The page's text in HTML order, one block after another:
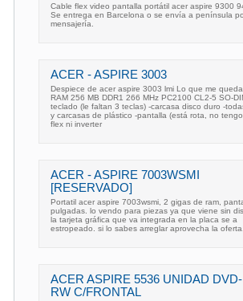
Cable flex video pantalla portátil acer aspire 9300
Se entrega en Barcelona o se envía a península
mensajería.
ACER - ASPIRE 3003
Despiece de acer aspire 3003 lmi Lo que me
RAM 256 MB DDR1 266 MHz PC2100 CL2-5 SO-
teclado (le faltan 3 teclas) -carcasa disco duro -
y carcasas de plástico -pantalla (está rota, no
flex ni inverter
ACER - ASPIRE 7003WSMI
[RESERVADO]
Portatil acer aspire 7003wsmi, 2 gigas de ram,
pulgadas. lo vendo para piezas ya que viene sin
la tarjeta gráfica que va integrada en la placa se a
estropeado. si lo sabes arreglar aprovecha la oferta.
ACER ASPIRE 5536 UNIDAD DVD-
RW C/FRONTAL